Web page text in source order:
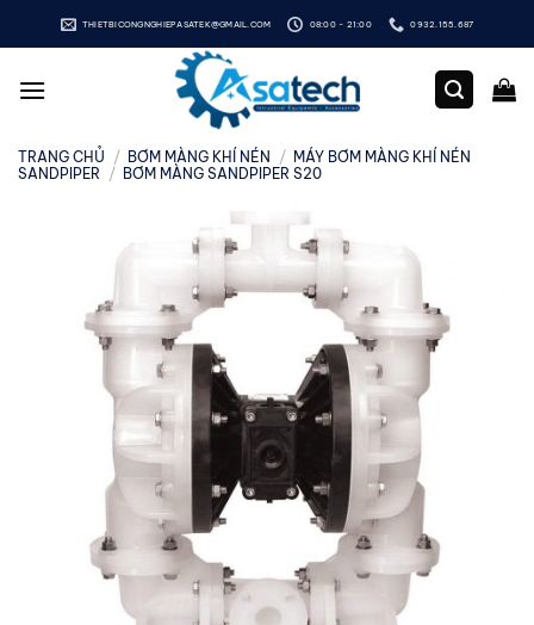
qua
dung
THIETBICONGNGHIEPASATEK@GMAIL.COM 08:00 - 21:00 0932.155.687
TRANG CHỦ / BƠM MÀNG KHÍ NÉN / MÁY BƠM MÀNG KHÍ NÉN
SANDPIPER / BƠM MÀNG SANDPIPER S20